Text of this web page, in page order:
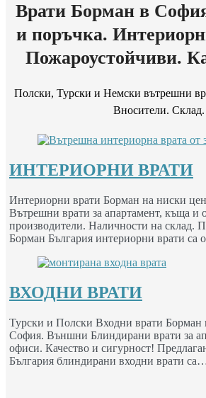
Врати Борман в
и поръчка.
Пожароустойчиви.
Полски, Турски и Немски вътрешни
Вносители. Склад.
ИНТЕРИОРНИ ВРАТИ
Интериорни врати Борман на ниски
Вътрешни врати за апартамент, къща и
производители. Наличности на склад.
Борман България интериорни врати са
ВХОДНИ ВРАТИ
Турски и Полски Входни врати Борман
София. Външни Блиндирани врати за
офиси. Качество и сигурност!
България блиндирани входни врати